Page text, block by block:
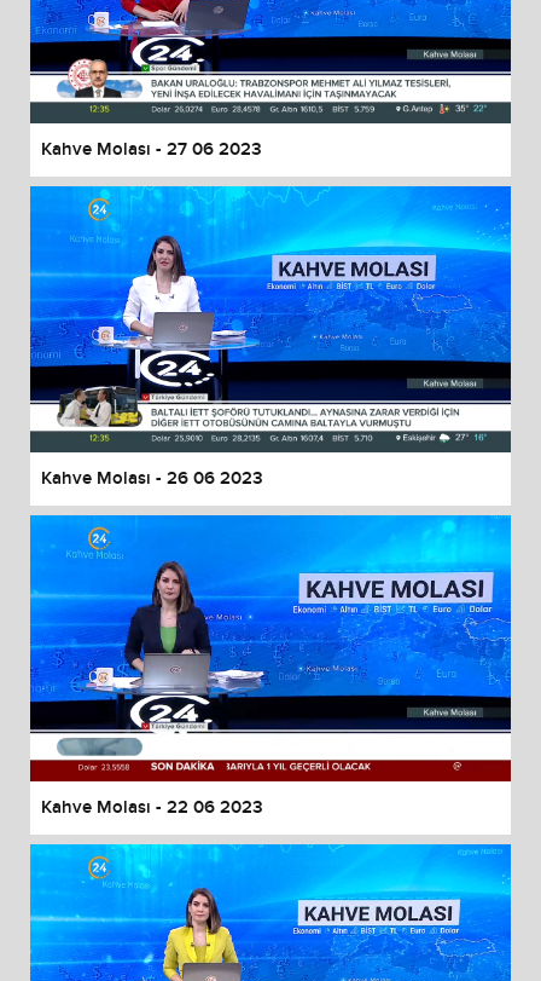
Kahve Molası - 27 06 2023
Kahve Molası - 26 06 2023
Kahve Molası - 22 06 2023